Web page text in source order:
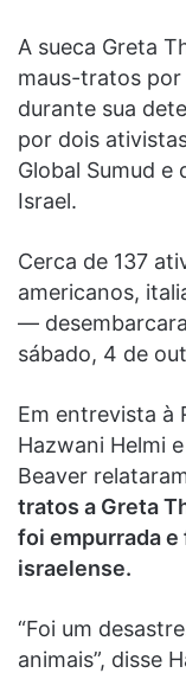
A sueca Greta
maus-tratos
durante sua
por dois
Global Sumud
Israel.
Cerca de 137
americanos,
—
sábado, 4 de
Em entrevista à
Hazwani Helmi
Beaver
tratos a Greta
foi empurrada e
israelense.
“Foi um
animais”, disse